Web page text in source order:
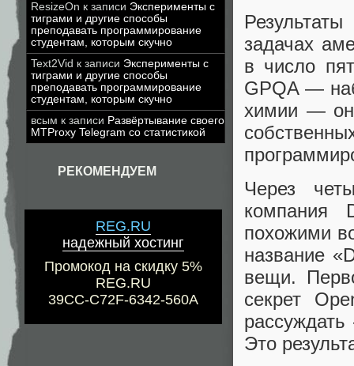
ResizeOn к записи Эксперименты с
тиграми и другие способы
преподавать программирование
студентам, которым скучно
Text2Vid к записи Эксперименты с
тиграми и другие способы
преподавать программирование
студентам, которым скучно
всым к записи Развёртывание своего
MTProxy Telegram со статистикой
РЕКОМЕНДУЕМ
REG.RU
надежный хостинг
Промокод на скидку 5%
REG.RU
39CC-C72F-6342-560A
задачах
в число
GPQA —
химии —
Через
компания
похожими
название
вещи.
секрет
Это